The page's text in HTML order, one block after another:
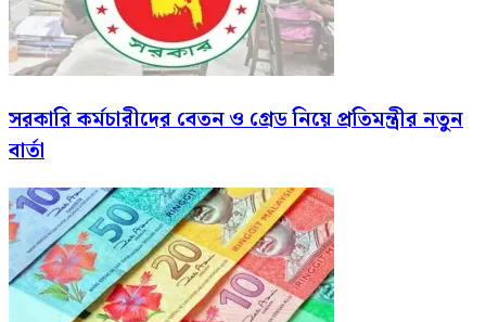
সরকারি কর্মচারীদের বেতন ও গ্রেড নিয়ে প্রতিমন্ত্রীর নতুন
বার্তা